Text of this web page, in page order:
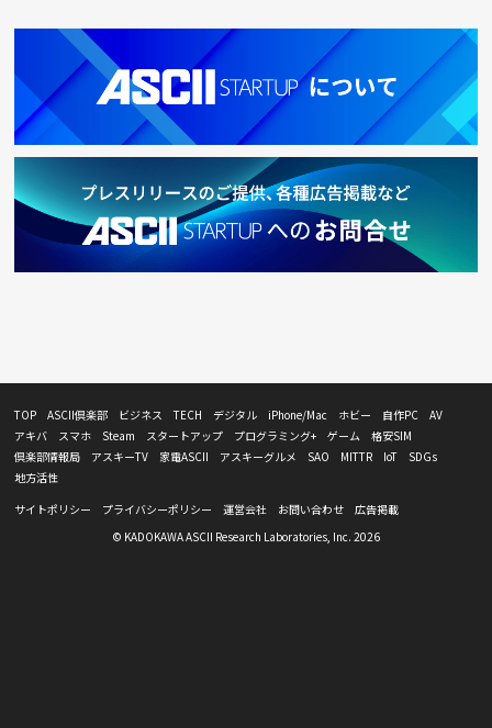
TOP ASCII倶楽部 ビジネス TECH デジタル iPhone/Mac ホビー 自作PC
AV
アキバ
スマホ Steam スタートアップ プログラミング+ ゲーム
格安SIM
倶楽部情報局
アスキーTV 家電ASCII アスキーグルメ SAO MITTR IoT
SDGs
地方活性
サイトポリシー
プライバシーポリシー 運営会社 お問い合わせ
広告掲載
© KADOKAWA ASCII Research Laboratories, Inc. 2026